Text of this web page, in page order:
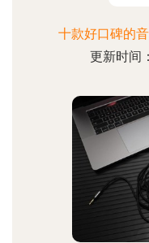
十款好口碑的
更新时间